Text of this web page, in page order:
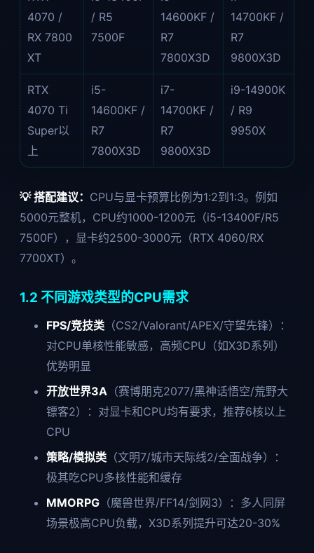
4070 /
RX 7800
XT
/ R5
7500F
14600KF /
R7
7800X3D
14700KF /
R7
9800X3D
RTX
4070 Ti
Super以
上
i5-
14600KF /
R7
7800X3D
i7-
14700KF /
R7
9800X3D
i9-14900K
/ R9
9950X
💡 搭配建议： CPU与显卡预算比例为1:2到1:3。例如
5000元整机，CPU约1000-1200元（i5-13400F/R5
7500F），显卡约2500-3000元（RTX 4060/RX
7700XT）。
1.2 不同游戏类型的CPU需求
FPS/竞技类（CS2/Valorant/APEX/守望先锋）：
对CPU单核性能敏感，高频CPU（如X3D系列）
优势明显
开放世界3A（赛博朋克2077/黑神话悟空/荒野大
镖客2）：对显卡和CPU均有要求，推荐6核以上
CPU
策略/模拟类（文明7/城市天际线2/全面战争）：
极其吃CPU多核性能和缓存
MMORPG（魔兽世界/FF14/剑网3）：多人同屏
场景极高CPU负载，X3D系列提升可达20-30%